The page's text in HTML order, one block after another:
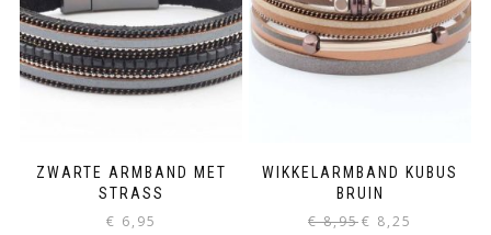
ZWARTE ARMBAND MET
STRASS
€ 6,95
WIKKELARMBAND KUBUS
BRUIN
€8,95 Oorspronkelijke
€ 8,25